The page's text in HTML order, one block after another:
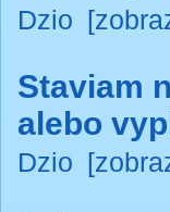
Dzio
Staviam
alebo
Dzio